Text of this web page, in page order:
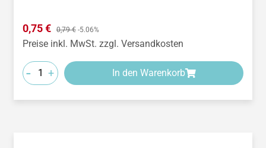
Verkaufspreis:
0,75 € Regulärer Preis:
0,79 € -5.06%
Preise inkl. MwSt. zzgl. Versandkosten
- + In den Warenkorb